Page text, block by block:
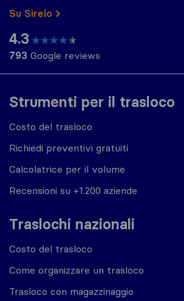
Strumenti per il trasloco
Costo del trasloco
Richiedi preventivi gratuiti
Calcolatrice per il volume
Recensioni su +1.200 aziende
Traslochi nazionali
Costo del trasloco
Come organizzare un trasloco
Trasloco con magazzinaggio
Su Sirelo
4.3
793 Google reviews